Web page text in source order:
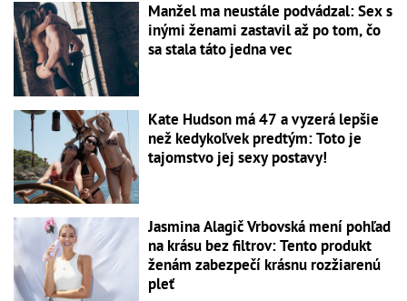
Manžel ma neustále podvádzal: Sex s
inými ženami zastavil až po tom, čo
sa stala táto jedna vec
Kate Hudson má 47 a vyzerá lepšie
než kedykoľvek predtým: Toto je
tajomstvo jej sexy postavy!
Jasmina Alagič Vrbovská mení pohľad
na krásu bez filtrov: Tento produkt
ženám zabezpečí krásnu rozžiarenú
pleť